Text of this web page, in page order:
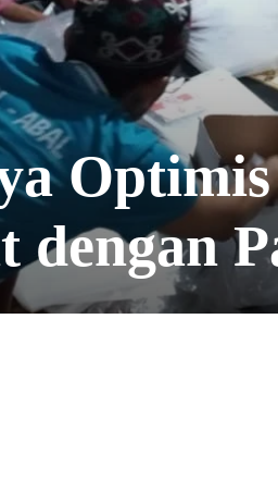
dengan